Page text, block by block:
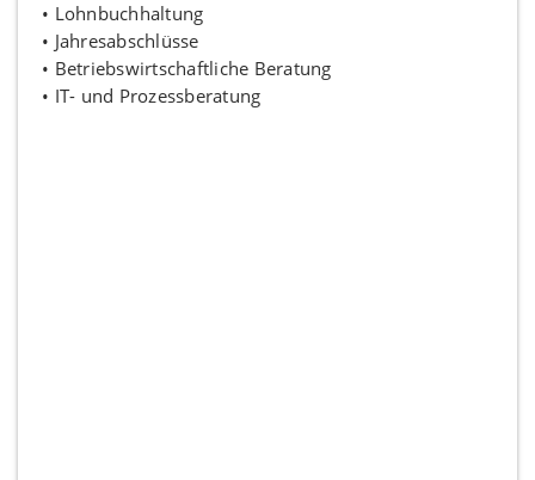
• Lohnbuchhaltung
• Jahresabschlüsse
• Betriebswirtschaftliche Beratung
• IT- und Prozessberatung